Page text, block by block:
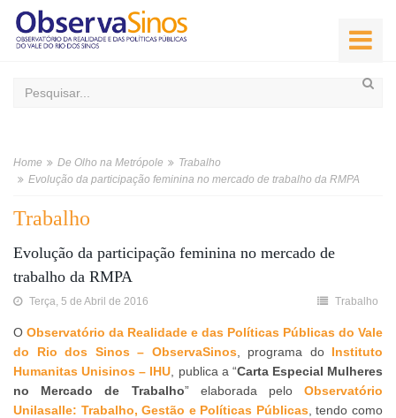
Home De Olho na Metrópole
Trabalho
Evolução da participação feminina no mercado de trabalho da RMPA
Trabalho
Evolução da participação feminina no mercado de
trabalho da RMPA
Terça, 5 de Abril de 2016 Trabalho
O Observatório da Realidade e das Políticas Públicas do Vale
do Rio dos Sinos – ObservaSinos, programa do Instituto
Humanitas Unisinos – IHU , publica a “Carta Especial Mulheres
no Mercado de Trabalho” elaborada pelo Observatório
Unilasalle: Trabalho, Gestão e Políticas Públicas, tendo como